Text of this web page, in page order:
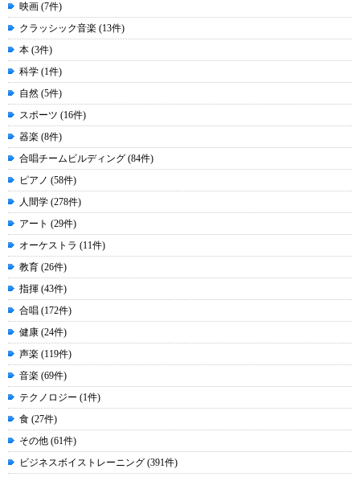
映画 (7件)
クラッシック音楽 (13件)
本 (3件)
科学 (1件)
自然 (5件)
スポーツ (16件)
器楽 (8件)
合唱チームビルディング (84件)
ピアノ (58件)
人間学 (278件)
アート (29件)
オーケストラ (11件)
教育 (26件)
指揮 (43件)
合唱 (172件)
健康 (24件)
声楽 (119件)
音楽 (69件)
テクノロジー (1件)
食 (27件)
その他 (61件)
ビジネスボイストレーニング (391件)